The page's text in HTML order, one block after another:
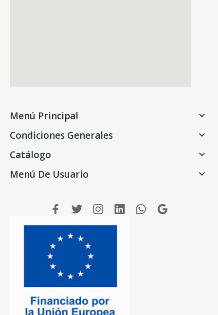
Menú Principal 
Condiciones Generales 
Catálogo 
Menú De Usuario 